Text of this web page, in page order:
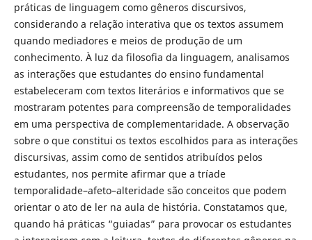
práticas de linguagem como gêneros discursivos,
considerando a relação interativa que os textos assumem
quando mediadores e meios de produção de um
conhecimento. À luz da filosofia da linguagem, analisamos
as interações que estudantes do ensino fundamental
estabeleceram com textos literários e informativos que se
mostraram potentes para compreensão de temporalidades
em uma perspectiva de complementaridade. A observação
sobre o que constitui os textos escolhidos para as interações
discursivas, assim como de sentidos atribuídos pelos
estudantes, nos permite afirmar que a tríade
temporalidade–afeto–alteridade são conceitos que podem
orientar o ato de ler na aula de história. Constatamos que,
quando há práticas “guiadas” para provocar os estudantes